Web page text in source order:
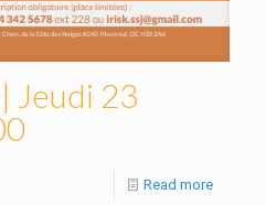
Jeudi 23
Read more